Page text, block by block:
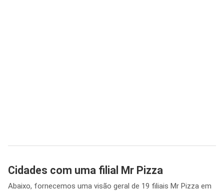
Cidades com uma filial Mr Pizza
Abaixo, fornecemos uma visão geral de 19 filiais Mr Pizza em